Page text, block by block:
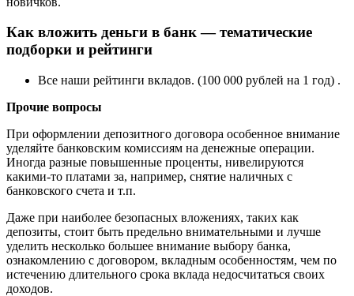
Как вложить деньги в банк — тематические
подборки и рейтинги
Все наши рейтинги вкладов. (100 000 рублей на 1 год) .
Прочие вопросы
При оформлении депозитного договора особенное внимание
уделяйте банковским комиссиям на денежные операции.
Иногда разные повышенные проценты, нивелируются
какими-то платами за, например, снятие наличных с
банковского счета и т.п.
Даже при наиболее безопасных вложениях, таких как
депозиты, стоит быть предельно внимательными и лучше
уделить несколько большее внимание выбору банка,
ознакомлению с договором, вкладным особенностям, чем по
истечению длительного срока вклада недосчитаться своих
доходов.